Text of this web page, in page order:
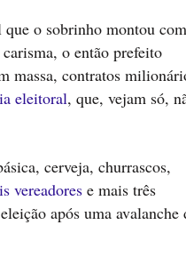
o sobrinho montou
o então prefeito
massa, contratos
eleitoral, que, vejam só,
cerveja, churrascos,
vereadores e mais três
após uma avalanche